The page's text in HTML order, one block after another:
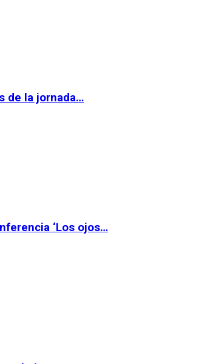
de la jornada…
‘Los ojos…